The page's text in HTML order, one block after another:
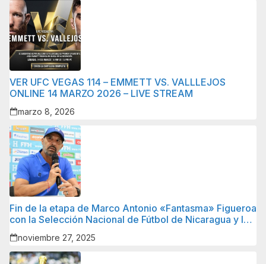
VER UFC VEGAS 114 – EMMETT VS. VALLLEJOS
ONLINE 14 MARZO 2026 – LIVE STREAM
marzo 8, 2026
Fin de la etapa de Marco Antonio «Fantasma» Figueroa
con la Selección Nacional de Fútbol de Nicaragua y lo
que sigue para él.
noviembre 27, 2025